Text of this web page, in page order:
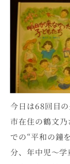
今日は68回目
市在住の鶴文
での“平和の鐘
分、年中児～